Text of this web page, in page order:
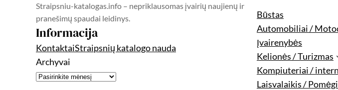
Straipsniu-katalogas.info – nepriklausomas įvairių naujienų ir
pranešimų spaudai leidinys.
Informacija
KontaktaiStraipsnių katalogo nauda
Archyvai
Būstas
Automobiliai /
Įvairenybės
Kelionės / Turizmas
Kompiuteriai /
Laisvalaikis /